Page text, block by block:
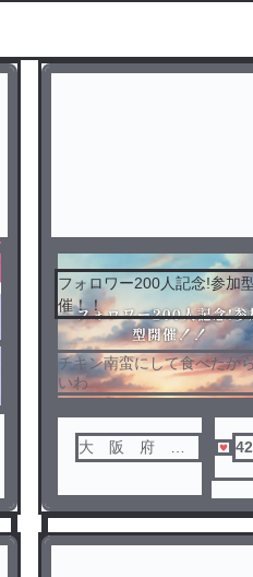
フォロワー200人記念!参加
催！！
チキン南蛮にして食べたか
いわ
大 阪 府 民
中